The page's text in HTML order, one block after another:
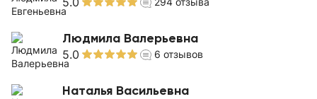
Людмила Валерьевна
5.0 6 отзывов
Наталья Васильевна